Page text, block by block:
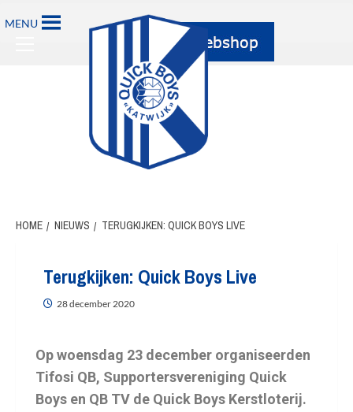
MENU
HOME NIEUWS TERUGKIJKEN: QUICK BOYS LIVE
Terugkijken: Quick Boys Live
28 december 2020
Op woensdag 23 december organiseerden
Tifosi QB, Supportersvereniging Quick
Boys en QB TV de Quick Boys Kerstloterij.